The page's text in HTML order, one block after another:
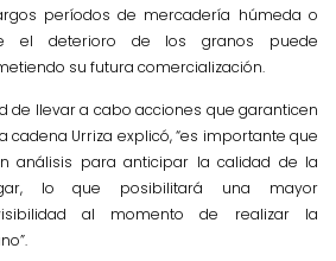
períodos de mercadería húmeda o
el deterioro de los granos puede
su futura comercialización.
de llevar a cabo acciones que garanticen
cadena Urriza explicó, “es importante que
análisis para anticipar la calidad de la
lo que posibilitará una mayor
al momento de realizar la